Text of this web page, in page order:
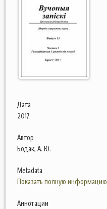
Дата
2017
Автор
Бодак, А. Ю.
Metadata
Показать полную информацию
Аннотации